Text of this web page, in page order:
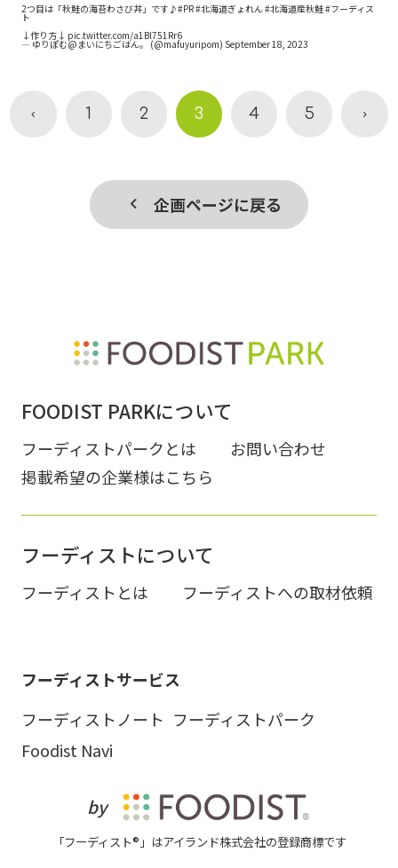
2つ目は「秋鮭の海苔わさび丼」です♪#PR#北海道ぎょれん#北海道産秋鮭#フーディス
ト
↓作り方↓ pic.twitter.com/a1Bl751Rr6
— ゆりぽむ@まいにちごはん。 (@mafuyuripom) September 18, 2023
1 2 3 4 5
企画ページに戻る
FOODIST PARKについて
フーディストパークとは
お問い合わせ
掲載希望の企業様はこちら
フーディストについて
フーディストとは フーディストへの取材依頼
フーディストサービス
フーディストノート フーディストパーク
Foodist Navi
by
「フーディスト®」はアイランド株式会社の登録商標です